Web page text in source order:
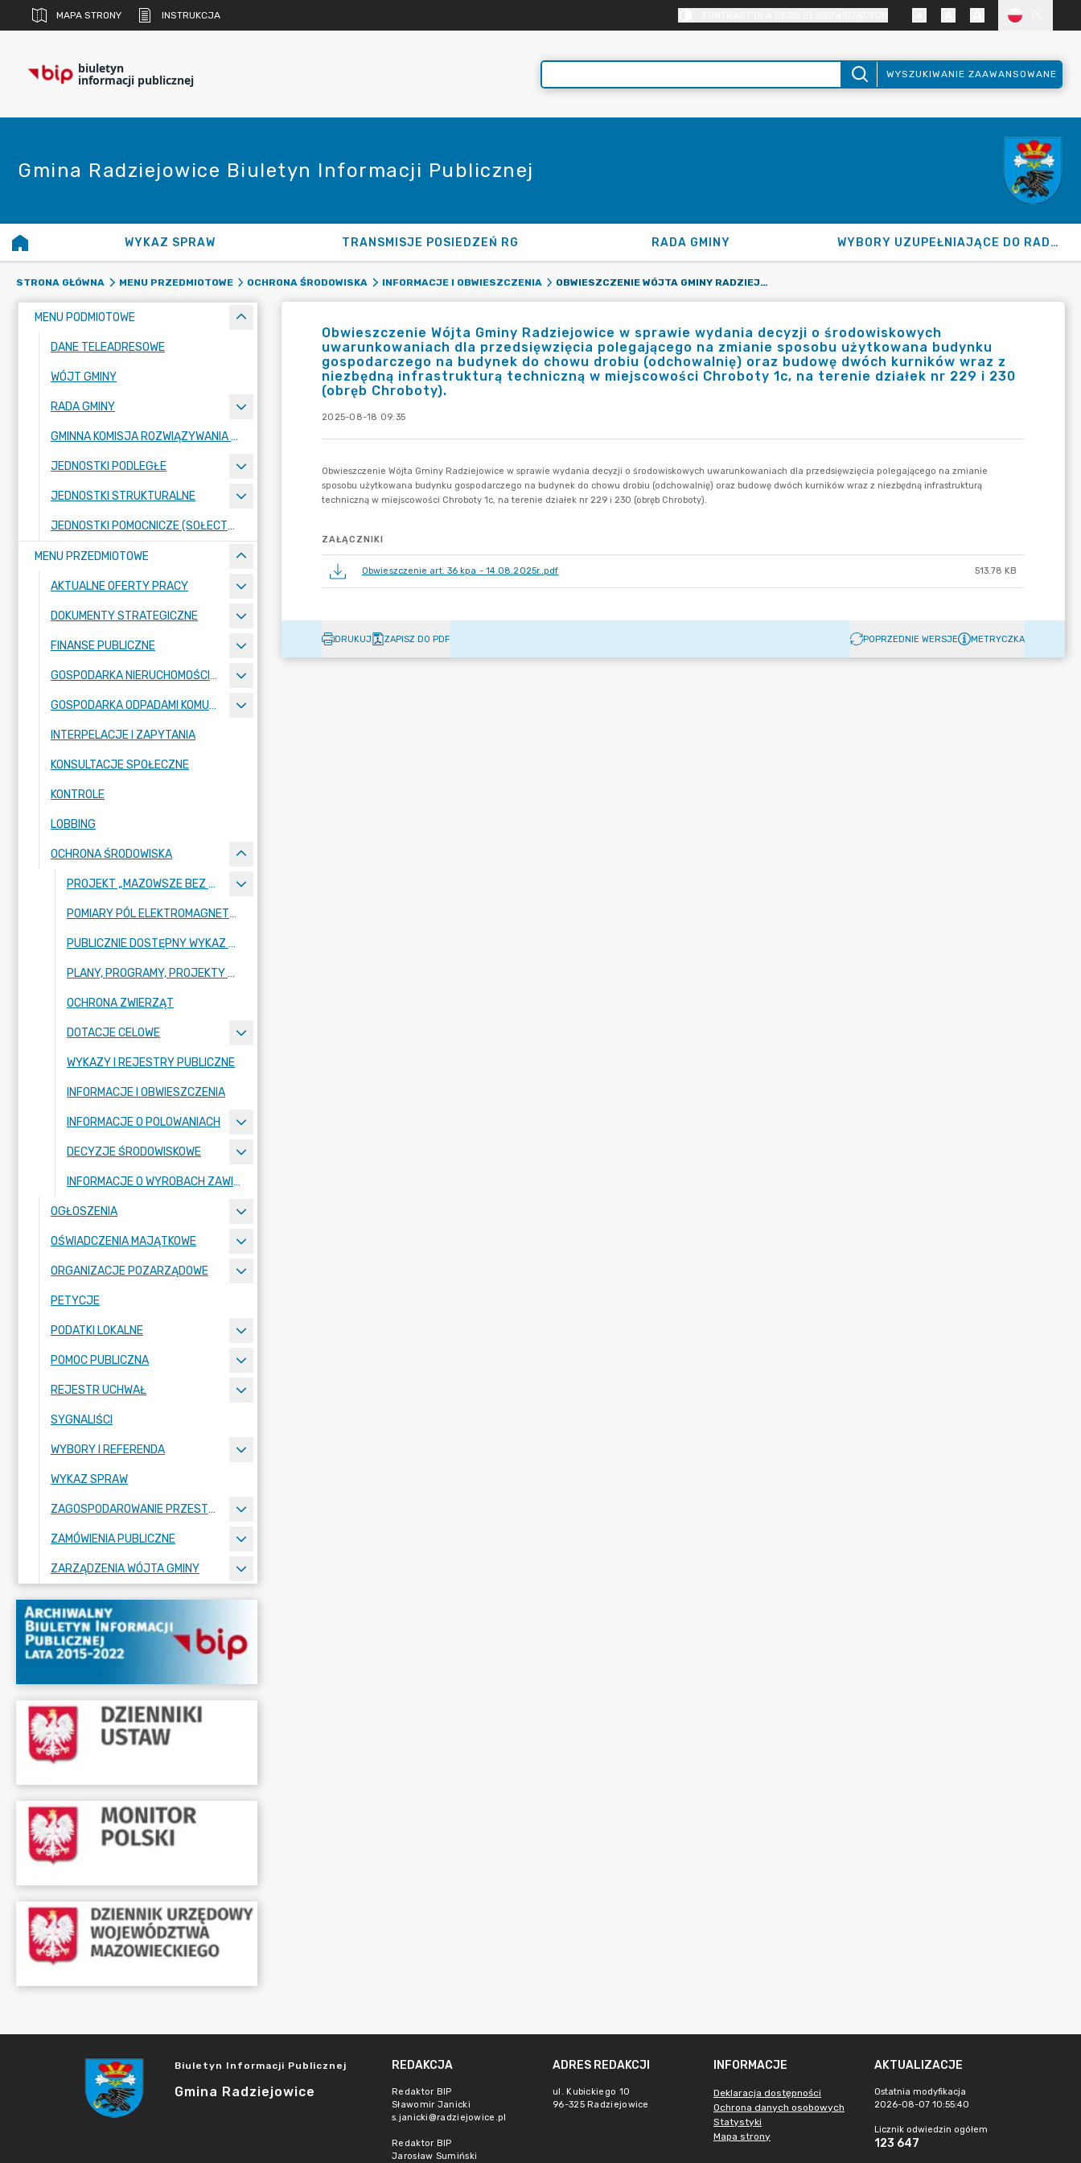
MAPA STRONY INSTRUKCJA
biuletyn
informacji publicznej WYSZUKIWANIE ZAAWANSOWANE
Gmina Radziejowice Biuletyn Informacji Publicznej
WYKAZ SPRAW TRANSMISJE POSIEDZEŃ RG RADA GMINY WYBORY UZUPEŁNIAJĄCE DO RADY GMINY 2026
STRONA GŁÓWNA MENU PRZEDMIOTOWE OCHRONA ŚRODOWISKA INFORMACJE I OBWIESZCZENIA OBWIESZCZENIE WÓJTA GMINY RADZIEJOWICE W SPRAWIE WYDANIA DECYZJI O ŚRODOWISKOWYCH UWARUNKOWANIACH DLA PRZEDSIĘWZIĘCIA POLEGAJĄCEGO NA ZMIANIE SPOSOBU UŻYTKOWANA BUDYNKU GOSPODARCZEGO NA BUDYNEK DO CHOWU DROBIU (ODCHOWALNIĘ) ORAZ BUDOWĘ DWÓCH KURNIKÓW WRAZ Z NIEZBĘDNĄ INFRASTRUKTURĄ TECHNICZNĄ W MIEJSCOWOŚCI CHROBOTY 1C, NA TERENIE DZIAŁEK NR 229 I 230 (OBRĘB CHROBOTY).
MENU PODMIOTOWE
DANE TELEADRESOWE
WÓJT GMINY
RADA GMINY
GMINNA KOMISJA ROZWIĄZYWANIA PROBLEMÓW ALKOHOLOWYCH
JEDNOSTKI PODLEGŁE
JEDNOSTKI STRUKTURALNE
JEDNOSTKI POMOCNICZE (SOŁECTWA)
MENU PRZEDMIOTOWE
AKTUALNE OFERTY PRACY
DOKUMENTY STRATEGICZNE
FINANSE PUBLICZNE
GOSPODARKA NIERUCHOMOŚCIAMI
GOSPODARKA ODPADAMI KOMUNALNYMI
INTERPELACJE I ZAPYTANIA
KONSULTACJE SPOŁECZNE
KONTROLE
LOBBING
OCHRONA ŚRODOWISKA
PROJEKT „MAZOWSZE BEZ SMOGU
POMIARY PÓL ELEKTROMAGNETYCZNYCH
PUBLICZNIE DOSTĘPNY WYKAZ DANYCH O ŚRODOWISKU
PLANY, PROGRAMY, PROJEKTY Z ZAKRESU OCHRONY ŚRODOWISKA
OCHRONA ZWIERZĄT
DOTACJE CELOWE
WYKAZY I REJESTRY PUBLICZNE
INFORMACJE I OBWIESZCZENIA
INFORMACJE O POLOWANIACH
DECYZJE ŚRODOWISKOWE
INFORMACJE O WYROBACH ZAWIERAJĄCYCH AZBEST
OGŁOSZENIA
OŚWIADCZENIA MAJĄTKOWE
ORGANIZACJE POZARZĄDOWE
PETYCJE
PODATKI LOKALNE
POMOC PUBLICZNA
REJESTR UCHWAŁ
SYGNALIŚCI
WYBORY I REFERENDA
WYKAZ SPRAW
ZAGOSPODAROWANIE PRZESTRZENNE
ZAMÓWIENIA PUBLICZNE
ZARZĄDZENIA WÓJTA GMINY
Obwieszczenie Wójta Gminy Radziejowice w sprawie wydania decyzji o środowiskowych
uwarunkowaniach dla przedsięwzięcia polegającego na zmianie sposobu użytkowana budynku
gospodarczego na budynek do chowu drobiu (odchowalnię) oraz budowę dwóch kurników wraz z
niezbędną infrastrukturą techniczną w miejscowości Chroboty 1c, na terenie działek nr 229 i 230
(obręb Chroboty).
2025-08-18 09:35
ZAŁĄCZNIKI
Obwieszczenie art. 36 kpa - 14.08.2025r..pdf 513.78 KB
DRUKUJ ZAPISZ DO PDF POPRZEDNIE WERSJE METRYCZKA
Biuletyn Informacji Publicznej
Gmina Radziejowice
REDAKCJA
Redaktor BIP
Sławomir Janicki
s.janicki@radziejowice.pl
Redaktor BIP
Jarosław Sumiński
ADRES REDAKCJI
ul. Kubickiego 10
96-325 Radziejowice
INFORMACJE
Deklaracja dostępności
Ochrona danych osobowych
Statystyki
Mapa strony
AKTUALIZACJE
Ostatnia modyfikacja
2026-08-07 10:55:40
Licznik odwiedzin ogółem
123 647